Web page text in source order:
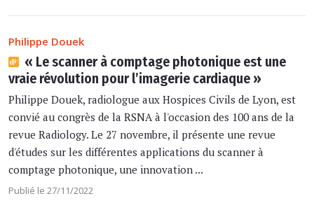
Philippe Douek
« Le scanner à comptage photonique est une
vraie révolution pour l’imagerie cardiaque »
Philippe Douek, radiologue aux Hospices Civils de Lyon, est
convié au congrès de la RSNA à l'occasion des 100 ans de la
revue Radiology. Le 27 novembre, il présente une revue
d'études sur les différentes applications du scanner à
comptage photonique, une innovation ...
Publié le 27/11/2022